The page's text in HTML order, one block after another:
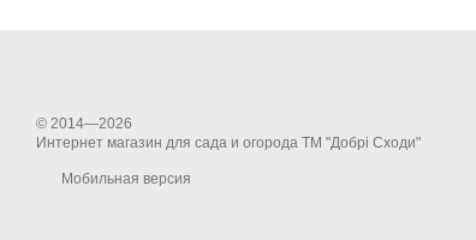
© 2014—2026
Интернет магазин для сада и огорода ТМ "Добрі Сходи"
Мобильная версия